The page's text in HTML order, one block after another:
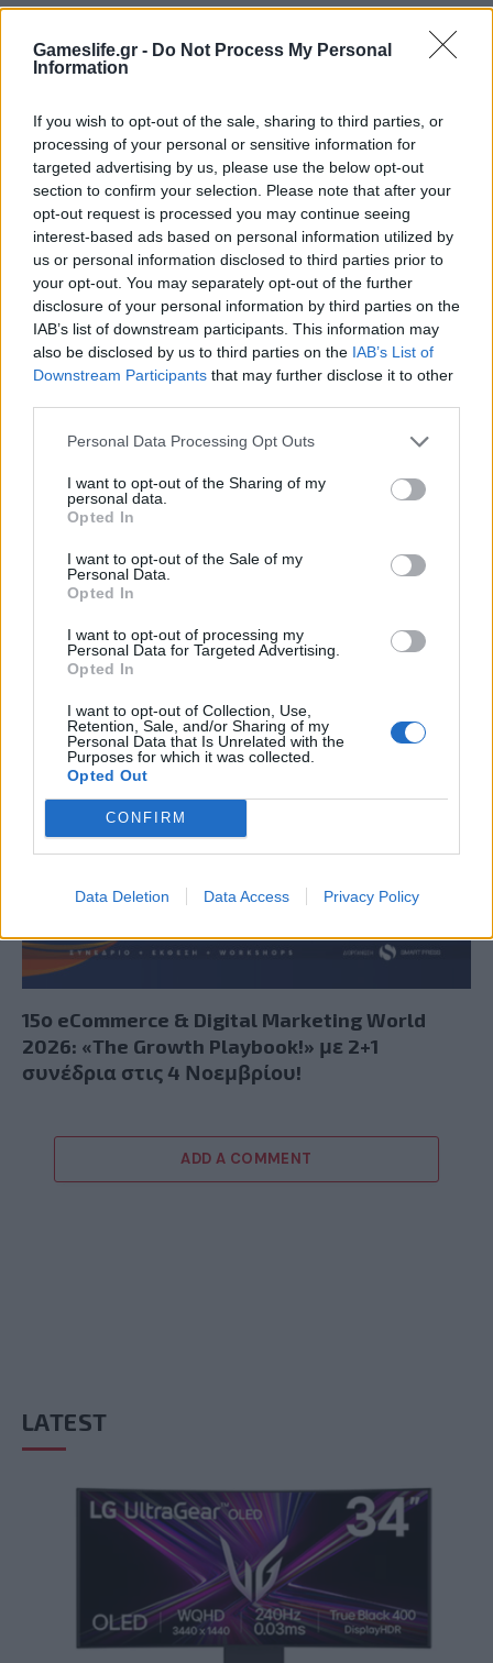
Gameslife.gr - Do Not Process My Personal
Information
If you wish to opt-out of the sale, sharing to third parties, or
processing of your personal or sensitive information for
targeted advertising by us, please use the below opt-out
section to confirm your selection. Please note that after your
opt-out request is processed you may continue seeing
interest-based ads based on personal information utilized by
us or personal information disclosed to third parties prior to
your opt-out. You may separately opt-out of the further
disclosure of your personal information by third parties on the
IAB’s list of downstream participants. This information may
also be disclosed by us to third parties on the IAB’s List of
Downstream Participants that may further disclose it to other
Personal Data Processing Opt Outs
I want to opt-out of the Sharing of my
personal data.
Opted In
I want to opt-out of the Sale of my
Personal Data.
Opted In
I want to opt-out of processing my
Personal Data for Targeted Advertising.
Opted In
I want to opt-out of Collection, Use,
Retention, Sale, and/or Sharing of my
Personal Data that Is Unrelated with the
Purposes for which it was collected.
Opted Out
CONFIRM
Data Deletion Data Access Privacy Policy
Summer Mode ON! Η LG μετατρέπει κάθε
στιγμή σε απόλυτη gaming εμπειρία!
Ο Geralt επιστρέφει! Πρώτη παρουσίαση του
νέου expansion του The Witcher 3 στη
15ο eCommerce & Digital Marketing World
2026: «The Growth Playbook!» με 2+1
συνέδρια στις 4 Νοεμβρίου!
ADD A COMMENT
LATEST